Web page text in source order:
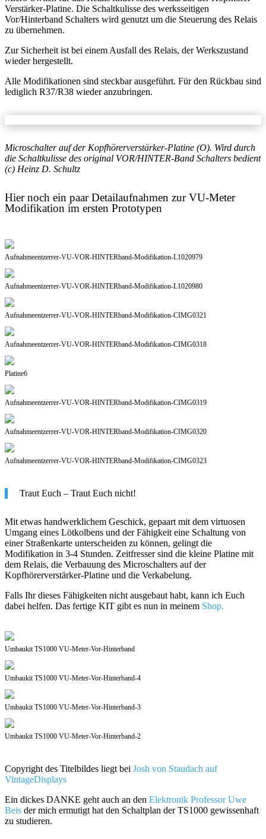
Verstärker-Platine. Die Schaltkulisse des werksseitigen
Vor/Hinterband Schalters wird genutzt um die Steuerung des Relais
zu übernehmen.
Zur Sicherheit ist bei einem Ausfall des Relais, der Werkszustand
wieder hergestellt.
Alle Modifikationen sind steckbar ausgeführt. Für den Rückbau sind
lediglich R37/R38 wieder anzubringen.
Microschalter auf der Kopfhörerverstärker-Platine (O). Wird durch
die Schaltkulisse des original VOR/HINTER-Band Schalters bedient
(c) Heinz D. Schultz
Hier noch ein paar Detailaufnahmen zur VU-Meter
Modifikation im ersten Prototypen
Aufnahmeentzerrer-VU-VOR-HINTERband-Modifikation-L1020979
Aufnahmeentzerrer-VU-VOR-HINTERband-Modifikation-L1020980
Aufnahmeentzerrer-VU-VOR-HINTERband-Modifikation-CIMG0321
Aufnahmeentzerrer-VU-VOR-HINTERband-Modifikation-CIMG0318
Platine6
Aufnahmeentzerrer-VU-VOR-HINTERband-Modifikation-CIMG0319
Aufnahmeentzerrer-VU-VOR-HINTERband-Modifikation-CIMG0320
Aufnahmeentzerrer-VU-VOR-HINTERband-Modifikation-CIMG0323
Traut Euch – Traut Euch nicht!
Mit etwas handwerklichem Geschick, gepaart mit dem virtuosen
Umgang eines Lötkolbens und der Fähigkeit eine Schaltung von
einer Straßenkarte unterscheiden zu können, gelingt die
Modifikation in 3-4 Stunden. Zeitfresser sind die kleine Platine mit
dem Relais, die Verbauung des Microschalters auf der
Kopfhörerverstärker-Platine und die Verkabelung.
Falls Ihr dieses Fähigkeiten nicht ausgebaut habt, kann ich Euch
dabei helfen. Das fertige KIT gibt es nun in meinem Shop.
Umbaukit TS1000 VU-Meter-Vor-Hinterband
Umbaukit TS1000 VU-Meter-Vor-Hinterband-4
Umbaukit TS1000 VU-Meter-Vor-Hinterband-3
Umbaukit TS1000 VU-Meter-Vor-Hinterband-2
Copyright des Titelbildes liegt bei Josh von Staudach auf
VintageDisplays
Ein dickes DANKE geht auch an den Elektronik Professor Uwe
Beis der mich ermutigt hat den Schaltplan der TS1000 gewissenhaft
zu studieren.